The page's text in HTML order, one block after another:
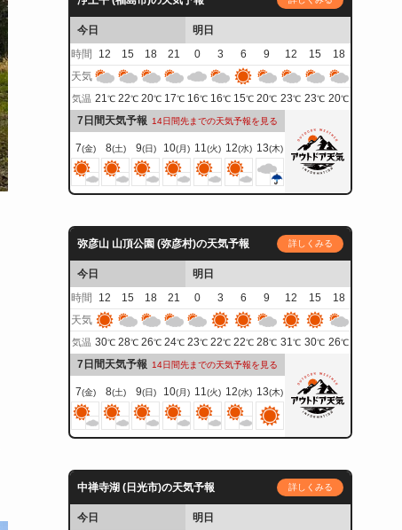
今日
明日
時間
12 15 18 21 0 3 6 9 12 15
18
天気
気温 21℃ 22℃ 20℃ 17℃ 16℃ 16℃ 15℃ 20℃ 23℃ 23℃ 20℃
7日間天気予報 14日間先までの天気予報を見る
7(金) 8(土) 9(日) 10(月) 11(火) 12(水) 13(木)
弥彦山 山頂公園 (弥彦村)の天気予報 詳しくみる
今日
明日
時間
12 15 18 21 0 3 6 9 12 15
18
天気
気温 30℃ 28℃ 26℃ 24℃ 23℃ 22℃ 22℃ 28℃ 31℃ 30℃ 26℃
7日間天気予報 14日間先までの天気予報を見る
7(金) 8(土) 9(日) 10(月) 11(火) 12(水) 13(木)
中禅寺湖 (日光市)の天気予報 詳しくみる
今日
明日